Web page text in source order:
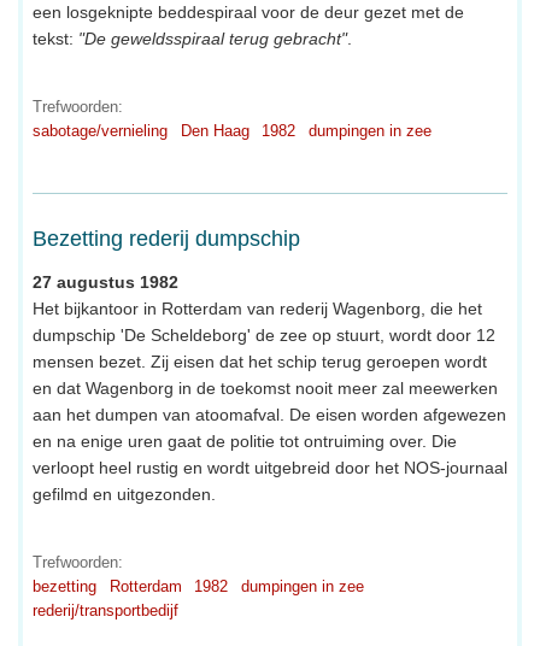
een losgeknipte beddespiraal voor de deur gezet met de
tekst: "De geweldsspiraal terug gebracht".
Trefwoorden:
sabotage/vernieling
Den Haag 1982 dumpingen in zee
Bezetting rederij dumpschip
27 augustus 1982
Het bijkantoor in Rotterdam van rederij Wagenborg, die het
dumpschip 'De Scheldeborg' de zee op stuurt, wordt door 12
mensen bezet. Zij eisen dat het schip terug geroepen wordt
en dat Wagenborg in de toekomst nooit meer zal meewerken
aan het dumpen van atoomafval. De eisen worden afgewezen
en na enige uren gaat de politie tot ontruiming over. Die
verloopt heel rustig en wordt uitgebreid door het NOS-journaal
gefilmd en uitgezonden.
Trefwoorden:
bezetting
Rotterdam 1982
dumpingen in zee
rederij/transportbedijf